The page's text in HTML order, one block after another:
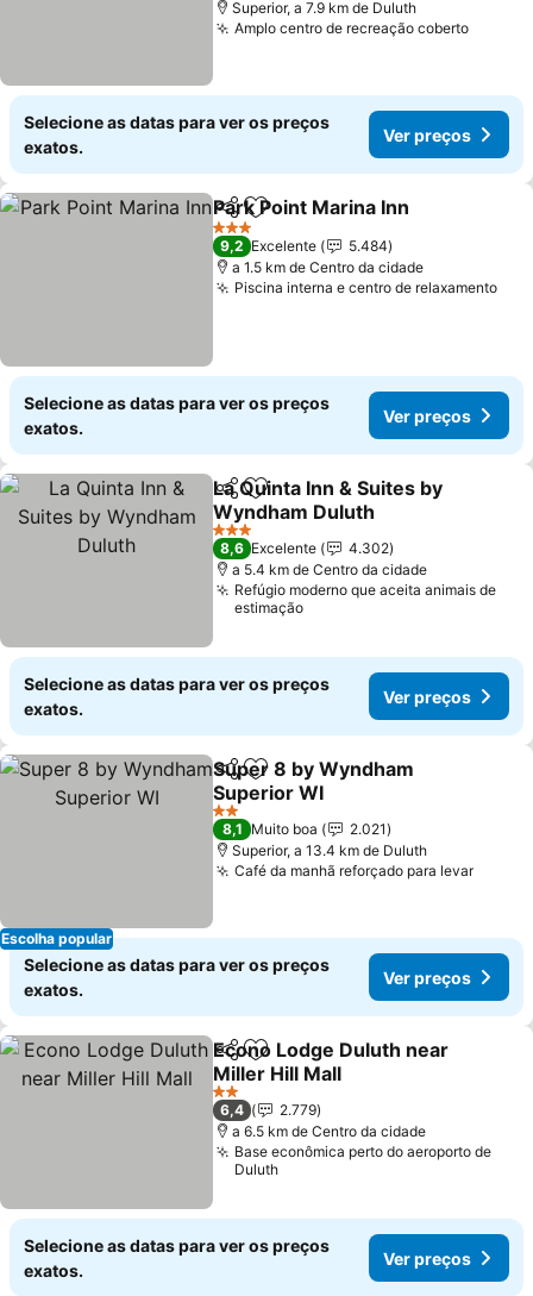
Superior, a 7.9 km de Duluth
Amplo centro de recreação coberto
Selecione as datas para ver os preços
exatos.
Ver preços
PartilharAdicionar aos favoritos
Park Point Marina Inn
3 Estrelas
9,2 Excelente
5.484
a 1.5 km de Centro da cidade
Piscina interna e centro de relaxamento
Selecione as datas para ver os preços
exatos.
Ver preços
PartilharAdicionar aos favoritos
La Quinta Inn & Suites by
Wyndham Duluth
3 Estrelas
8,6 Excelente
4.302
a 5.4 km de Centro da cidade
Refúgio moderno que aceita animais de
estimação
Selecione as datas para ver os preços
exatos.
Ver preços
Escolha popular
PartilharAdicionar aos favoritos
Super 8 by Wyndham
Superior WI
2 Estrelas
8,1 Muito boa
2.021
Superior, a 13.4 km de Duluth
Café da manhã reforçado para levar
Selecione as datas para ver os preços
exatos.
Ver preços
PartilharAdicionar aos favoritos
Econo Lodge Duluth near
Miller Hill Mall
2 Estrelas
6,4
2.779
a 6.5 km de Centro da cidade
Base econômica perto do aeroporto de
Duluth
Selecione as datas para ver os preços
exatos.
Ver preços